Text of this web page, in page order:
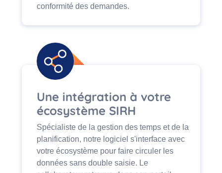
conformité des demandes.
Une intégration à votre
écosystème SIRH
Spécialiste de la gestion des temps et de la
planification, notre logiciel s'interface avec
votre écosystème pour faire circuler les
données sans double saisie. Le